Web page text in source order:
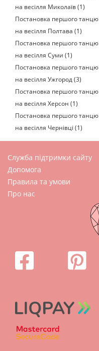
на весілля Миколаїв (1)
Постановка першого танцю
на весілля Полтава (1)
Постановка першого танцю
на весілля Суми (1)
Постановка першого танцю
на весілля Ужгород (3)
Постановка першого танцю
на весілля Херсон (1)
Постановка першого танцю
на весілля Чернівці (1)
Служба підтримки сайту
Допомога
Правила та умови
Про нас